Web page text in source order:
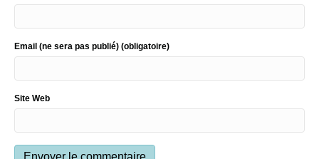
Email (ne sera pas publié) (obligatoire)
Site Web